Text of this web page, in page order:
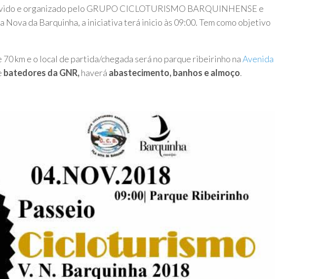
e organizado pelo GRUPO CICLOTURISMO BARQUINHENSE e
Nova da Barquinha, a iniciativa terá inicio às 09:00. Tem como objetivo
70 km e o local de partida/chegada será no parque ribeirinho naAvenida
batedores da GNR,haverá abastecimento, banhos e almoço.